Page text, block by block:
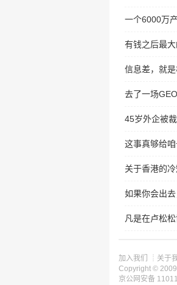
一个6000万
有钱之后最
信息差，就
去了一场
45岁外企被
这事真够给
关于香港的
如果你会出
凡是在卢松
加入我们 关于
Copyright ©
京公网安备